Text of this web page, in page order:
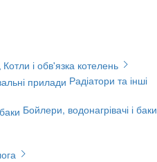
Котли і обв'язка котелень
Радіатори та інші
Бойлери, водонагрівачі і баки